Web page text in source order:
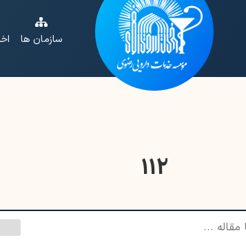
سازمان ها
112